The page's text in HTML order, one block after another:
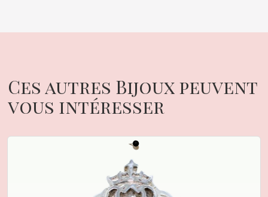
Ces autres Bijoux peuvent
vous intéresser